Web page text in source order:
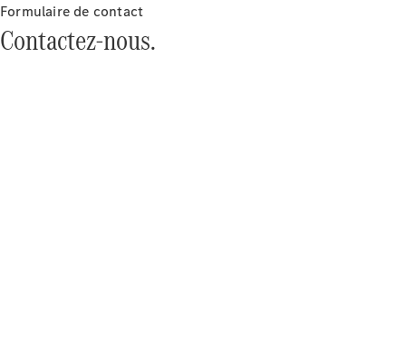
Formulaire de contact
Contactez-nous.